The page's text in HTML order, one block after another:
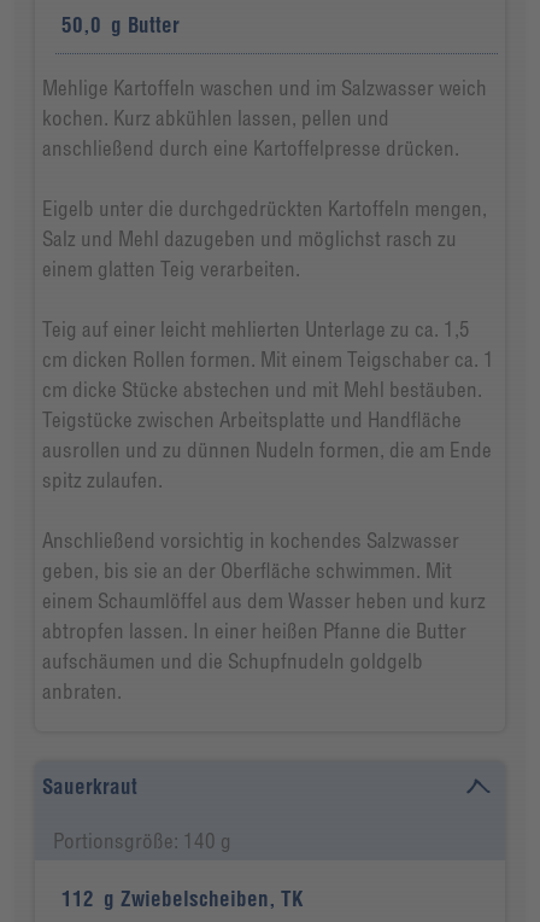
50,0 g Butter
Mehlige Kartoffeln waschen und im Salzwasser weich
kochen. Kurz abkühlen lassen, pellen und
anschließend durch eine Kartoffelpresse drücken.
Eigelb unter die durchgedrückten Kartoffeln mengen,
Salz und Mehl dazugeben und möglichst rasch zu
einem glatten Teig verarbeiten.
Teig auf einer leicht mehlierten Unterlage zu ca. 1,5
cm dicken Rollen formen. Mit einem Teigschaber ca. 1
cm dicke Stücke abstechen und mit Mehl bestäuben.
Teigstücke zwischen Arbeitsplatte und Handfläche
ausrollen und zu dünnen Nudeln formen, die am Ende
spitz zulaufen.
Anschließend vorsichtig in kochendes Salzwasser
geben, bis sie an der Oberfläche schwimmen. Mit
einem Schaumlöffel aus dem Wasser heben und kurz
abtropfen lassen. In einer heißen Pfanne die Butter
aufschäumen und die Schupfnudeln goldgelb
anbraten.
Sauerkraut
Portionsgröße: 140 g
112 g Zwiebelscheiben, TK